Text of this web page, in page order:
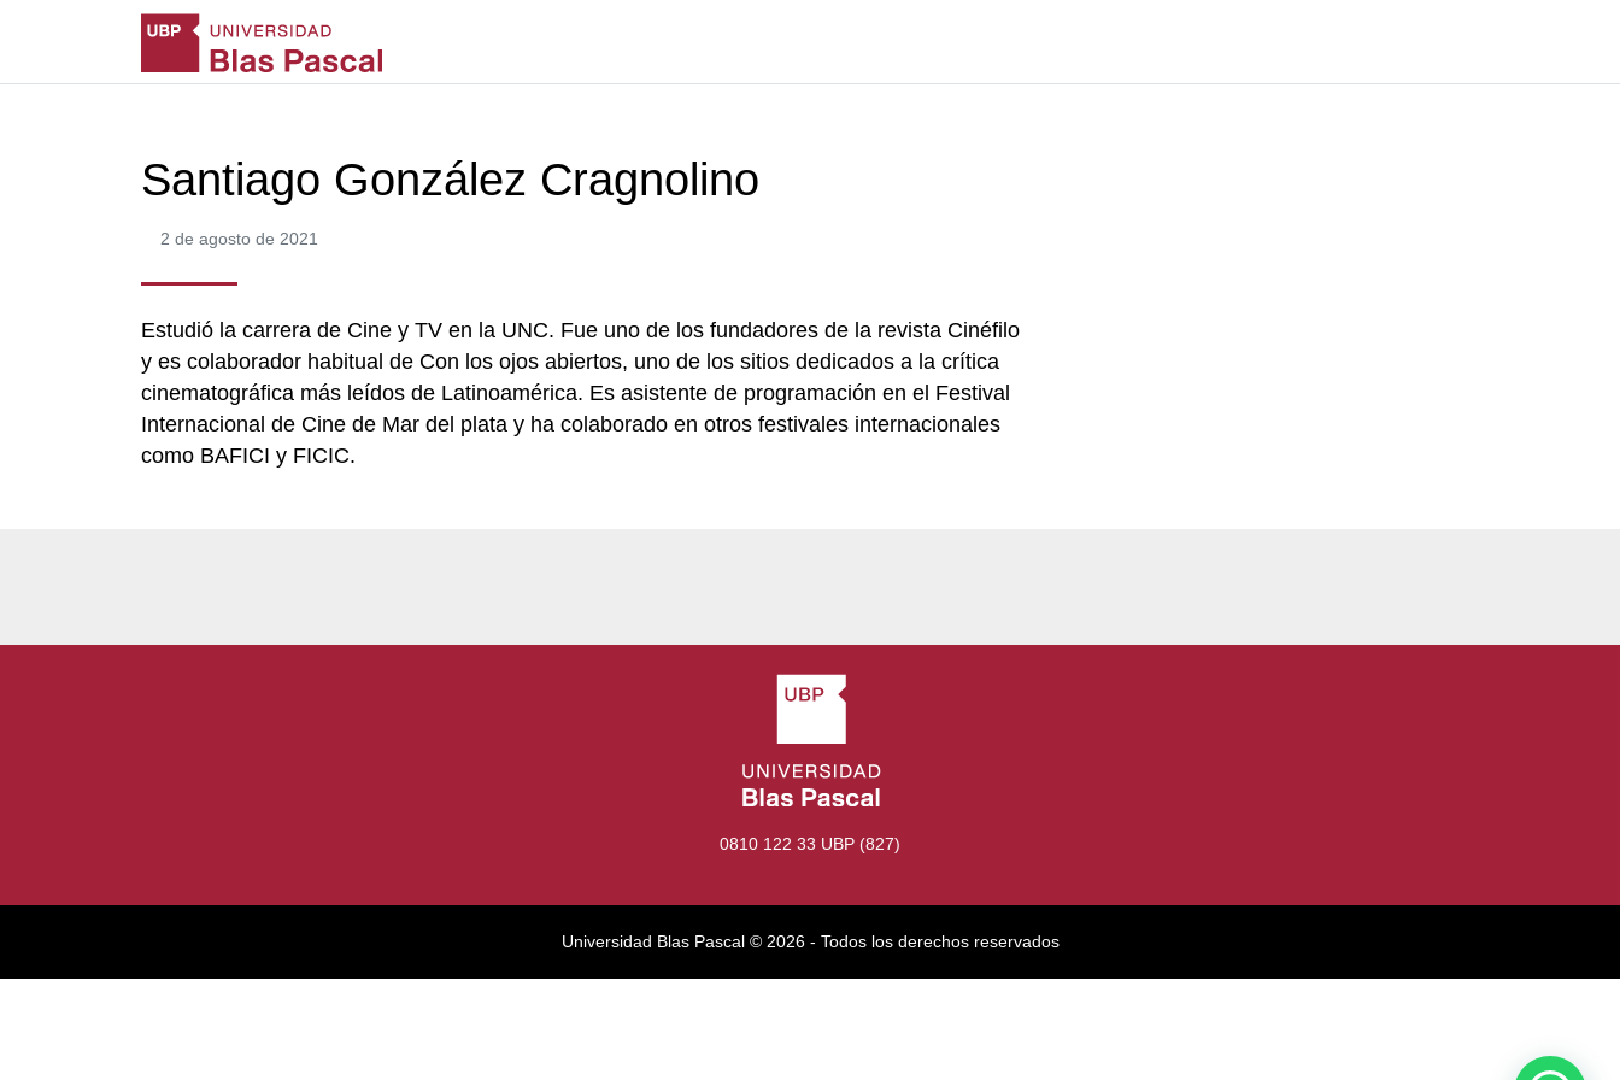
Santiago González Cragnolino
2 de agosto de 2021
Estudió la carrera de Cine y TV en la UNC. Fue uno de los fundadores de la revista Cinéfilo
y es colaborador habitual de Con los ojos abiertos, uno de los sitios dedicados a la crítica
cinematográfica más leídos de Latinoamérica. Es asistente de programación en el Festival
Internacional de Cine de Mar del plata y ha colaborado en otros festivales internacionales
como BAFICI y FICIC.
0810 122 33 UBP (827)
Universidad Blas Pascal ©️ 2026 - Todos los derechos reservados